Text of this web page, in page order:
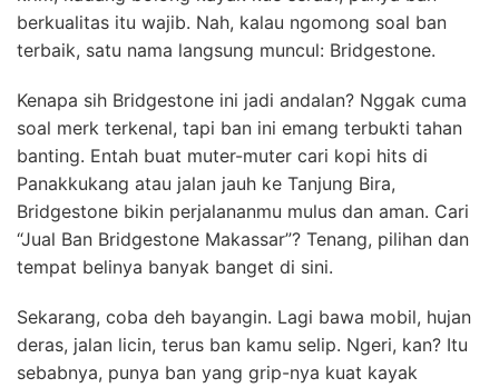
berkualitas itu wajib. Nah, kalau ngomong soal ban
terbaik, satu nama langsung muncul: Bridgestone.
Kenapa sih Bridgestone ini jadi andalan? Nggak cuma
soal merk terkenal, tapi ban ini emang terbukti tahan
banting. Entah buat muter-muter cari kopi hits di
Panakkukang atau jalan jauh ke Tanjung Bira,
Bridgestone bikin perjalananmu mulus dan aman. Cari
“Jual Ban Bridgestone Makassar”? Tenang, pilihan dan
tempat belinya banyak banget di sini.
Sekarang, coba deh bayangin. Lagi bawa mobil, hujan
deras, jalan licin, terus ban kamu selip. Ngeri, kan? Itu
sebabnya, punya ban yang grip-nya kuat kayak